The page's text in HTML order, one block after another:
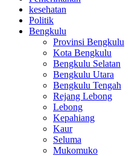
kesehatan
Politik
Bengkulu
Provinsi Bengkulu
Kota Bengkulu
Bengkulu Selatan
Bengkulu Utara
Bengkulu Tengah
Rejang Lebong
Lebong
Kepahiang
Kaur
Seluma
Mukomuko